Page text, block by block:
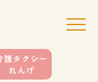
護タクシー
れんげ